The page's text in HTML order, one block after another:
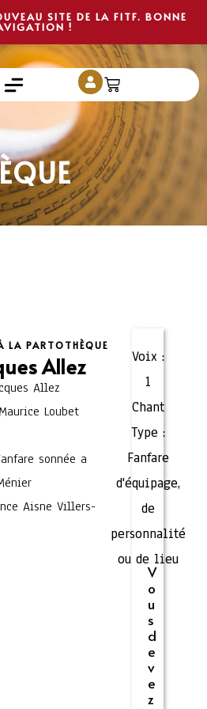
SITE DE LA FITF. BONNE
!
LA PARTOTHÈQUE
Allez
Allez
Loubet
sonnée a
Aisne Villers-
Voix :
1
Chant
Type :
Fanfare
d'équipage,
de
personnalité
ou de lieu
V
o
u
s
d
e
v
e
z